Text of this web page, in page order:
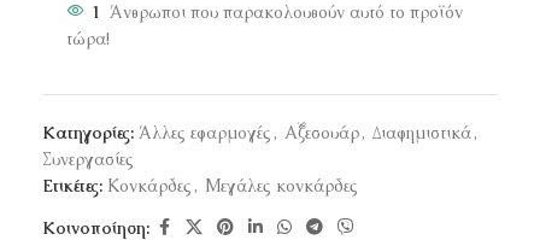
1 Άνθρωποι που παρακολουθούν αυτό το προϊόν
τώρα!
Κατηγορίες: Άλλες εφαρμογές , Αξεσουάρ, Διαφημιστικά,
Συνεργασίες
Ετικέτες: Κονκάρδες , Μεγάλες κονκάρδες
Κοινοποίηση: